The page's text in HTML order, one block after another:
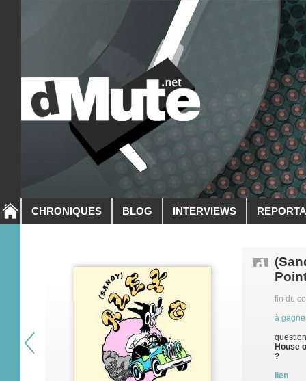
CHRONIQUES BLOG INTERVIEWS
fin du
à
House
?
lien